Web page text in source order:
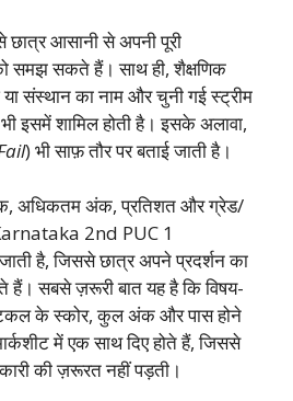
छात्र आसानी से अपनी पूरी
समझ सकते हैं। साथ ही, शैक्षणिक
संस्थान का नाम और चुनी गई स्ट्रीम
भी इसमें शामिल होती है। इसके अलावा,
) भी साफ़ तौर पर बताई जाती है।
अधिकतम अंक, प्रतिशत और ग्रेड/
2nd PUC 1
है, जिससे छात्र अपने प्रदर्शन का
हैं। सबसे ज़रूरी बात यह है कि विषय-
के स्कोर, कुल अंक और पास होने
में एक साथ दिए होते हैं, जिससे
की ज़रूरत नहीं पड़ती।